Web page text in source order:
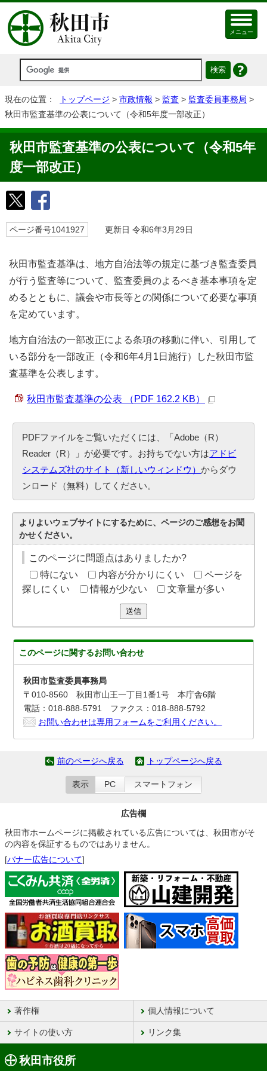
メニュー
現在の位置： トップページ > 市政情報 > 監査 > 監査委員事務局 >
秋田市監査基準の公表について（令和5年度一部改正）
秋田市監査基準の公表について（令和5年
度一部改正）
ページ番号1041927 更新日 令和6年3月29日
秋田市監査基準は、地方自治法等の規定に基づき監査委員
が行う監査等について、監査委員のよるべき基本事項を定
めるとともに、議会や市長等との関係について必要な事項
を定めています。
地方自治法の一部改正による条項の移動に伴い、引用して
いる部分を一部改正（令和6年4月1日施行）した秋田市監
査基準を公表します。
秋田市監査基準の公表 （PDF 162.2 KB）
PDFファイルをご覧いただくには、「Adobe（R）
Reader（R）」が必要です。お持ちでない方はアドビ
システムズ社のサイト（新しいウィンドウ）からダウ
ンロード（無料）してください。
よりよいウェブサイトにするために、ページのご感想をお聞
かせください。
このページに問題点はありましたか?
特にない
内容が分かりにくい
ページを
探しにくい
情報が少ない 文章量が多い
送信
このページに関するお問い合わせ
秋田市監査委員事務局
〒010-8560 秋田市山王一丁目1番1号 本庁舎6階
電話：018-888-5791 ファクス：018-888-5792
お問い合わせは専用フォームをご利用ください。
前のページへ戻る トップページへ戻る
表示 PC スマートフォン
広告欄
秋田市ホームページに掲載されている広告については、秋田市がそ
の内容を保証するものではありません。
[バナー広告について]
著作権 個人情報について
サイトの使い方 リンク集
秋田市役所